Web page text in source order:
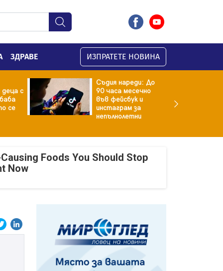
ЗДРАВЕ ИЗПРАТЕТЕ НОВИНА
с
се
Съдия нареди: До
90 часа месечно
във фейсбук и
инстаграм за
непълнолетни
Foods You Should Stop
Now